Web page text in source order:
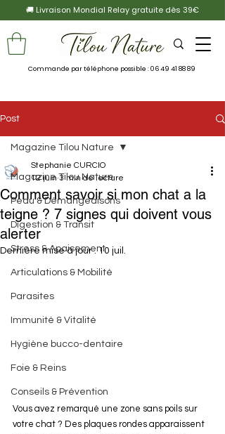
🚚 Livraison Mondial Relay gratuite dès 39€
Commande par téléphone possible :06 49 41 88 89
Post
Magazine Tilou Nature
Peau & Démangeaisons
Digestion & Transit
Stress & Apaisement
Articulations & Mobilité
Parasites
Immunité & Vitalité
Hygiène bucco-dentaire
Foie & Reins
Conseils & Prévention
Magazine Tilou Nature
Comment savoir si mon chat a la
teigne ? 7 signes qui doivent vous
alerter
Stephanie CURCIO
12 juin 3 min de lecture
Dernière mise à jour :10 juil.
Vous avez remarqué une zone sans poils sur
votre chat ? Des plaques rondes apparaissent